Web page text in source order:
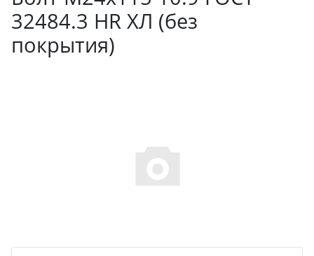
32484.3 HR ХЛ (без
покрытия)